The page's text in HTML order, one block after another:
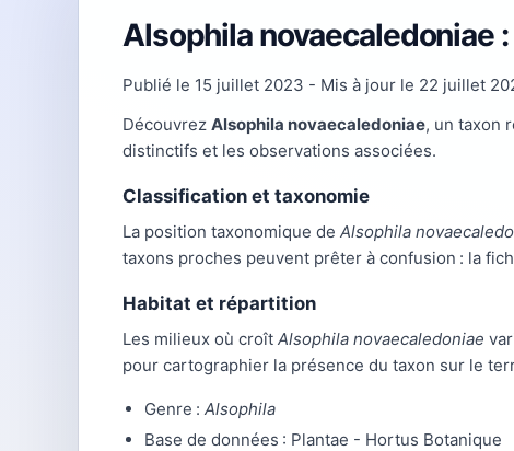
Alsophila novaecaledoniae
Publié le 15 juillet 2023 - Mis à jour le 22 juillet
Découvrez Alsophila novaecaledoniae, un taxon
distinctifs et les observations associées.
Classification et taxonomie
La position taxonomique de Alsophila
taxons proches peuvent prêter à confusion : la
Habitat et répartition
Les milieux où croît Alsophila novaecaledoniae
pour cartographier la présence du taxon sur le
Genre : Alsophila
Base de données : Plantae - Hortus Botanique